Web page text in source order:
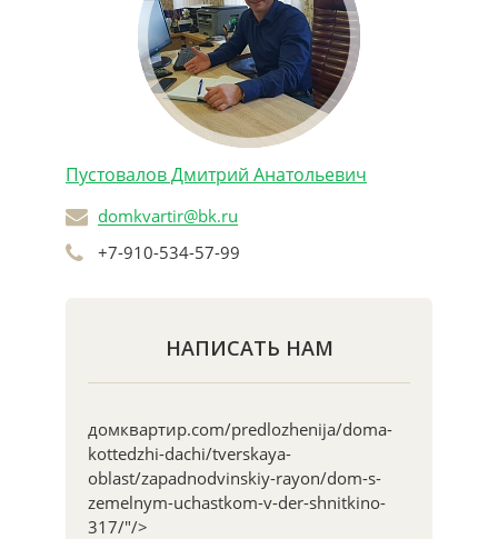
Пустовалов Дмитрий Анатольевич
domkvartir@bk.ru
+7-910-534-57-99
НАПИСАТЬ НАМ
домквартир.com/predlozhenija/doma-
kottedzhi-dachi/tverskaya-
oblast/zapadnodvinskiy-rayon/dom-s-
zemelnym-uchastkom-v-der-shnitkino-
317/"/>